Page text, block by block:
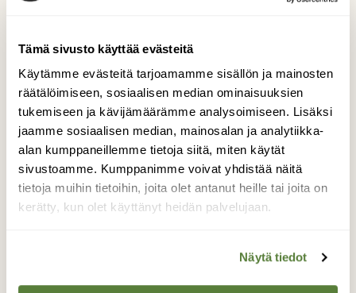
Tämä sivusto käyttää evästeitä
Käytämme evästeitä tarjoamamme sisällön ja mainosten
räätälöimiseen, sosiaalisen median ominaisuuksien
tukemiseen ja kävijämäärämme analysoimiseen. Lisäksi
jaamme sosiaalisen median, mainosalan ja analytiikka-
alan kumppaneillemme tietoja siitä, miten käytät
sivustoamme. Kumppanimme voivat yhdistää näitä
tietoja muihin tietoihin, joita olet antanut heille tai joita on
kerätty, kun olet käyttänyt heidän palvelujaan.
Näytä tiedot
NISÄKKÄÄT
Mursun tulo Itämerelle on
ihme, mutta kaksi kuukautta
vieraalla merellä on jo käynyt
sen voimille